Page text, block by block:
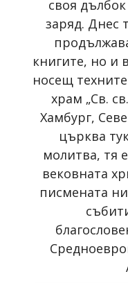
своя
заряд. Днес
книгите, но и
носещ
храм „Св.
Хамбург,
църква
молитва, тя
вековната
писмената